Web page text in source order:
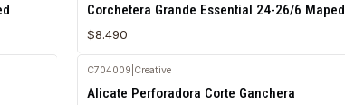
Corchetera Grande Essential 24-26/6 Maped
$8.490
C704009 Creative
Alicate Perforadora Corte Ganchera